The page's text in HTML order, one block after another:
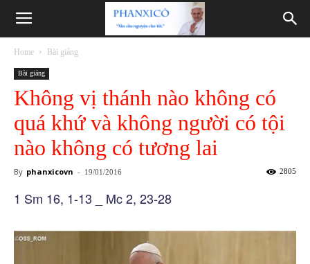
Phanxicô
Home Bài giảng
Bài giảng
Không vị thánh nào không có
quá khứ và không người có tội
nào không có tương lai
By phanxicovn - 19/01/2016 2805
1 Sm 16, 1-13 _ Mc 2, 23-28